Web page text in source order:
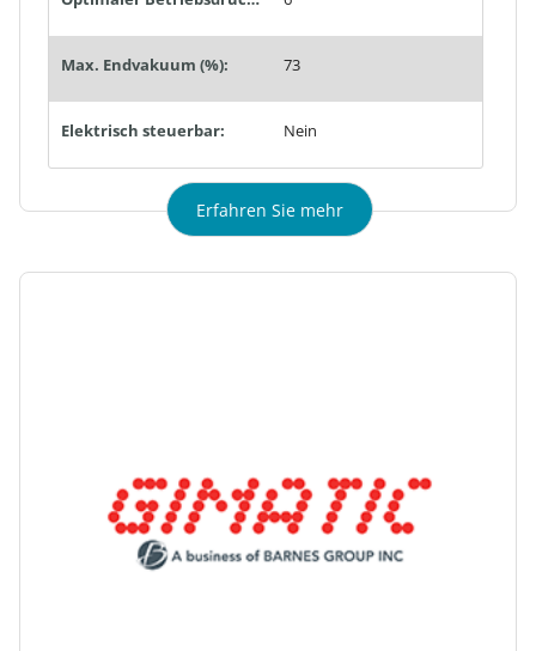
Max. Endvakuum (%): 73
Elektrisch steuerbar: Nein
Erfahren Sie mehr